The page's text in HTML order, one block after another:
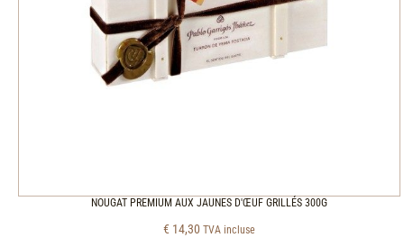
NOUGAT PREMIUM AUX JAUNES D'ŒUF GRILLÉS 300G
€ 14,30 TVA incluse